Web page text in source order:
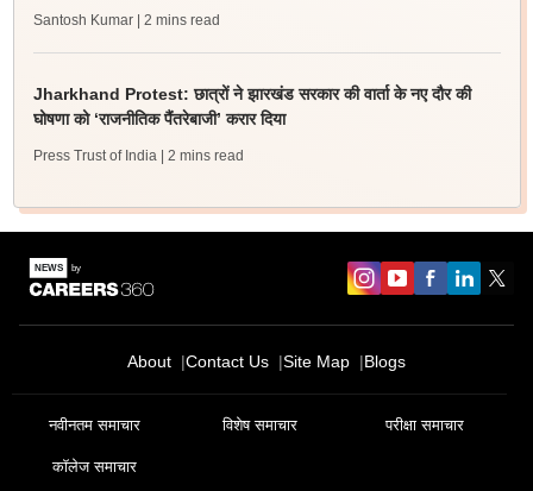
Santosh Kumar | 2 mins read
Jharkhand Protest: छात्रों ने झारखंड सरकार की वार्ता के नए दौर की
घोषणा को ‘राजनीतिक पैंतरेबाजी’ करार दिया
Press Trust of India | 2 mins read
About Contact Us Site Map Blogs
नवीनतम समाचार विशेष समाचार परीक्षा समाचार
कॉलेज समाचार